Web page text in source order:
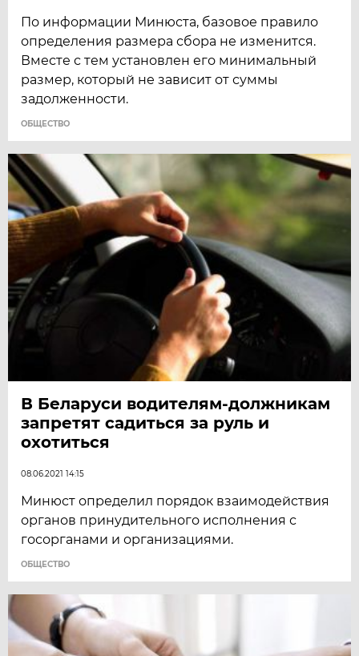
По информации Минюста, базовое правило
определения размера сбора не изменится.
Вместе с тем установлен его минимальный
размер, который не зависит от суммы
задолженности.
ОБЩЕСТВО
В Беларуси водителям-должникам
запретят садиться за руль и
охотиться
08.06.2021 14:15
Минюст определил порядок взаимодействия
органов принудительного исполнения с
госорганами и организациями.
ОБЩЕСТВО